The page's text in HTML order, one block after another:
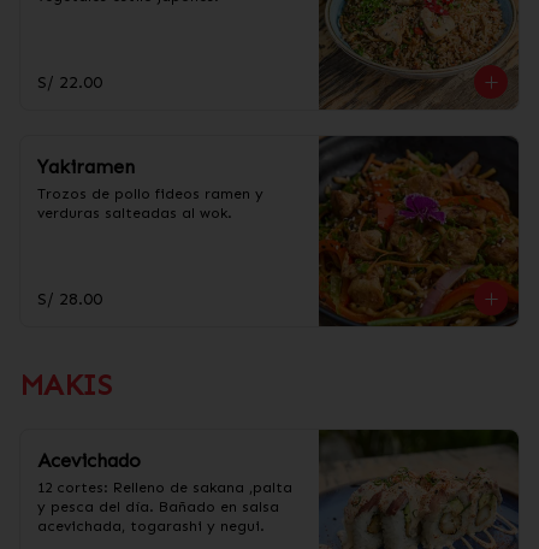
S/ 22.00
Yakiramen
Trozos de pollo fideos ramen y
verduras salteadas al wok.
S/ 28.00
MAKIS
Acevichado
12 cortes: Relleno de sakana ,palta
y pesca del día. Bañado en salsa
acevichada, togarashi y negui.